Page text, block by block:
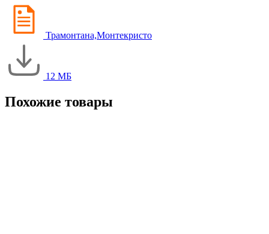
Трамонтана,Монтекристо
12 МБ
Похожие товары